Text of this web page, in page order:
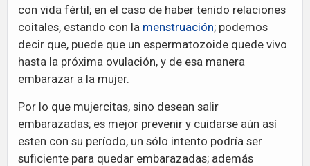
con vida fértil; en el caso de haber tenido relaciones
coitales, estando con la menstruación; podemos
decir que, puede que un espermatozoide quede vivo
hasta la próxima ovulación, y de esa manera
embarazar a la mujer.
Por lo que mujercitas, sino desean salir
embarazadas; es mejor prevenir y cuidarse aún así
esten con su período, un sólo intento podría ser
suficiente para quedar embarazadas; además